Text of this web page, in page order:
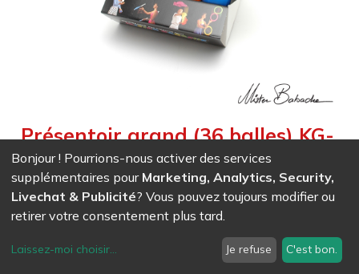
Présentoir grand (36 balles) KG-
130 g - couleurs unies et
bicolores mélangées
Très pratique à l’expédition
Excellente promotion en point de vente
Bonjour ! Pourrions-nous activer des services
supplémentaires pour Marketing, Analytics, Security,
Livechat & Publicité? Vous pouvez toujours modifier ou
retirer votre consentement plus tard.
Laissez-moi choisir... Je refuse C'est bon.